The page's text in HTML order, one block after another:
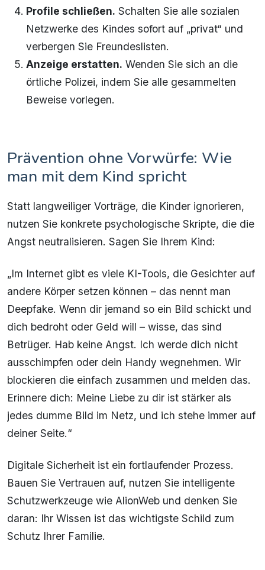
Profile schließen. Schalten Sie alle sozialen
Netzwerke des Kindes sofort auf „privat“ und
verbergen Sie Freundeslisten.
Anzeige erstatten. Wenden Sie sich an die
örtliche Polizei, indem Sie alle gesammelten
Beweise vorlegen.
Prävention ohne Vorwürfe: Wie
man mit dem Kind spricht
Statt langweiliger Vorträge, die Kinder ignorieren,
nutzen Sie konkrete psychologische Skripte, die die
Angst neutralisieren. Sagen Sie Ihrem Kind:
„Im Internet gibt es viele KI-Tools, die Gesichter auf
andere Körper setzen können – das nennt man
Deepfake. Wenn dir jemand so ein Bild schickt und
dich bedroht oder Geld will – wisse, das sind
Betrüger. Hab keine Angst. Ich werde dich nicht
ausschimpfen oder dein Handy wegnehmen. Wir
blockieren die einfach zusammen und melden das.
Erinnere dich: Meine Liebe zu dir ist stärker als
jedes dumme Bild im Netz, und ich stehe immer auf
deiner Seite.“
Digitale Sicherheit ist ein fortlaufender Prozess.
Bauen Sie Vertrauen auf, nutzen Sie intelligente
Schutzwerkzeuge wie AlionWeb und denken Sie
daran: Ihr Wissen ist das wichtigste Schild zum
Schutz Ihrer Familie.